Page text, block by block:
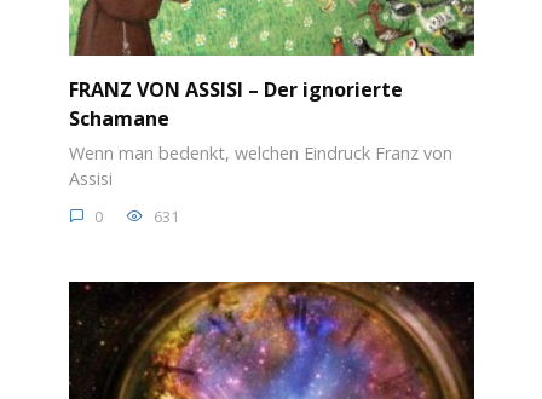
FRANZ VON ASSISI – Der ignorierte
Schamane
Wenn man bedenkt, welchen Eindruck Franz von
Assisi
0 631